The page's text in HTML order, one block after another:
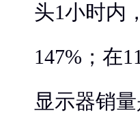
头1小时内
147%；在
显示器销